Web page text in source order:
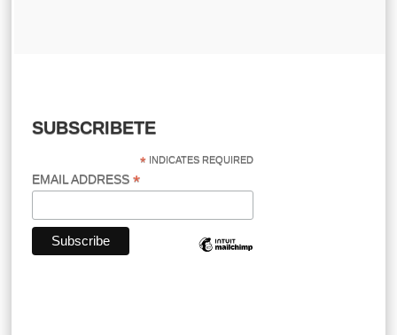
SUBSCRIBETE
* INDICATES REQUIRED
EMAIL ADDRESS*